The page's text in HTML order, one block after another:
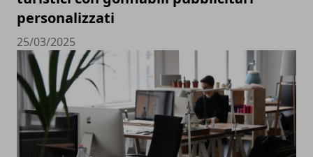
personalizzati
25/03/2025